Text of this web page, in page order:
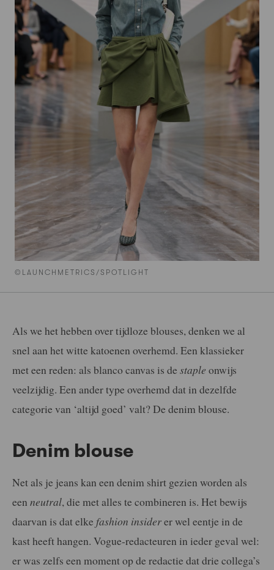
©LAUNCHMETRICS/SPOTLIGHT
Als we het hebben over tijdloze blouses, denken we al
snel aan het witte katoenen overhemd. Een klassieker
met een reden: als blanco canvas is de staple onwijs
veelzijdig. Een ander type overhemd dat in dezelfde
categorie van ‘altijd goed’ valt? De denim blouse.
Denim blouse
Net als je jeans kan een denim shirt gezien worden als
een neutral, die met alles te combineren is. Het bewijs
daarvan is dat elke fashion insiderer wel eentje in de
kast heeft hangen. Vogue-redacteuren in ieder geval wel:
er was zelfs een moment op de redactie dat drie collega’s